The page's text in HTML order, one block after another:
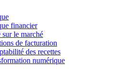
financier
sur le marché
de facturation
des recettes
numérique